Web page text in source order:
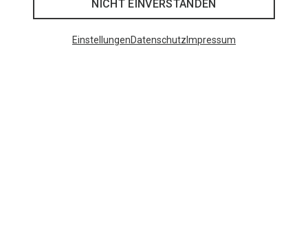
NICHT EINVERSTANDEN
EinstellungenDatenschutz Impressum